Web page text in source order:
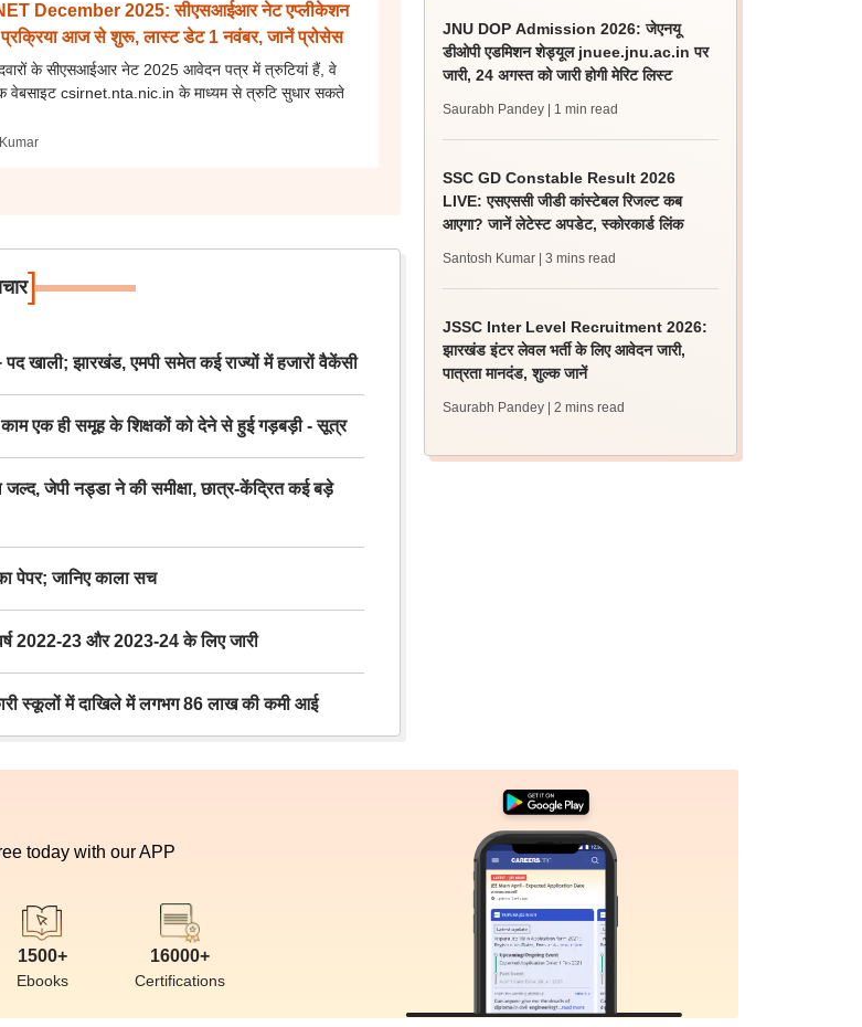
December 2025: सीएसआईआर नेट एप्लीकेशन
आज से शुरू, लास्ट डेट 1 नवंबर, जानें प्रोसेस
के सीएसआईआर नेट 2025 आवेदन पत्र में त्रुटियां हैं, वे
वेबसाइट csirnet.nta.nic.in के माध्यम से त्रुटि सुधार सकते
]
खाली; झारखंड, एमपी समेत कई राज्यों में हजारों वैकेंसी
एक ही समूह के शिक्षकों को देने से हुई गड़बड़ी - सूत्र
जेपी नड्डा ने की समीक्षा, छात्र-केंद्रित कई बड़े
पेपर; जानिए काला सच
2022-23 और 2023-24 के लिए जारी
स्कूलों में दाखिले में लगभग 86 लाख की कमी आई
JNU DOP Admission 2026: जेएनयू
डीओपी एडमिशन शेड्यूल jnuee.jnu.ac.in पर
जारी, 24 अगस्त को जारी होगी मेरिट लिस्ट
Saurabh Pandey | 1 min read
SSC GD Constable Result 2026
LIVE: एसएससी जीडी कांस्टेबल रिजल्ट कब
आएगा? जानें लेटेस्ट अपडेट, स्कोरकार्ड लिंक
Santosh Kumar | 3 mins read
JSSC Inter Level Recruitment 2026:
झारखंड इंटर लेवल भर्ती के लिए आवेदन जारी,
पात्रता मानदंड, शुल्क जानें
Saurabh Pandey | 2 mins read
today with our APP
1500+
Ebooks
16000+
Certifications